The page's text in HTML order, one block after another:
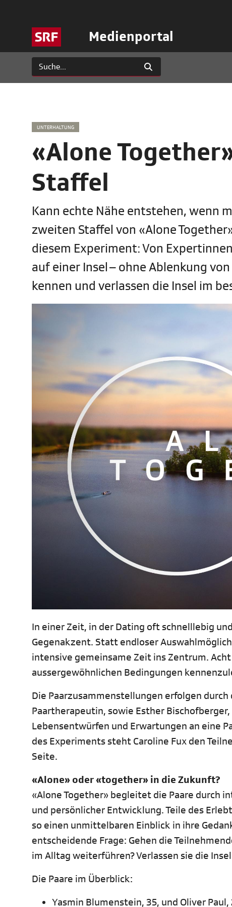
Medienportal
UNTERHALTUNG
«Alone
Staffel
Kann echte Nähe entstehen, wenn
zweiten Staffel von «Alone
diesem Experiment: Von
auf einer Insel – ohne Ablenkung
kennen und verlassen die Insel im
In einer Zeit, in der Dating oft schnelllebig
Gegenakzent. Statt endloser
intensive gemeinsame Zeit ins Zentrum.
aussergewöhnlichen Bedingungen
Die Paarzusammenstellungen erfolgen
Paartherapeutin, sowie Esther
Lebensentwürfen und Erwartungen an eine
des Experiments steht Caroline Fux den
Seite.
«Alone» oder «together» in die Zukunft?
«Alone Together» begleitet die Paare durch
und persönlicher Entwicklung. Teile des
so einen unmittelbaren Einblick in ihre
entscheidende Frage: Gehen die
im Alltag weiterführen? Verlassen sie die
Die Paare im Überblick:
Yasmin Blumenstein, 35, und Oliver